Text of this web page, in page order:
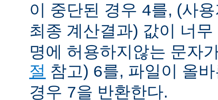
이 중단된 경우 4를, (사
최종 계산결과) 값이 너
명에 허용하지않는 문자
절 참고) 6를, 파일이 올
경우 7을 반환한다.